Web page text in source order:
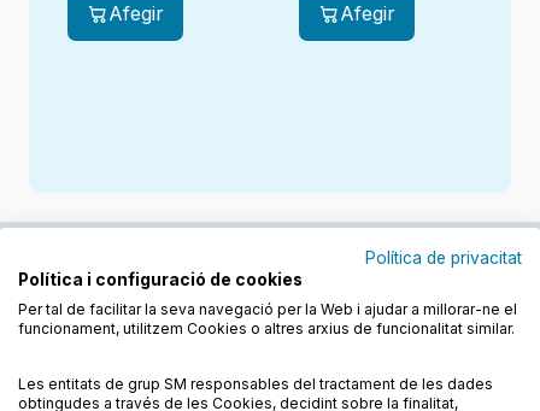
Afegir Afegir
Política de privacitat
Política i configuració de cookies
Per tal de facilitar la seva navegació per la Web i ajudar a millorar-ne el
funcionament, utilitzem Cookies o altres arxius de funcionalitat similar.
Les entitats de grup SM responsables del tractament de les dades
obtingudes a través de les Cookies, decidint sobre la finalitat,